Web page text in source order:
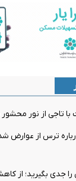
تاجی از نور
ترس از عوارض
جدی بگیرید؛ از